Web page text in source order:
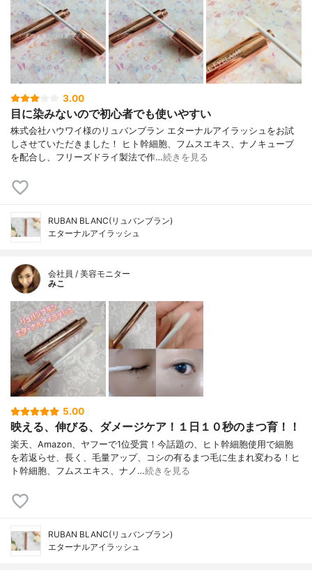
3.00
目に染みないので初心者でも使いやすい
株式会社ハウワイ様のリュバンブラン エターナルアイラッシュをお試
しさせていただきました！ ヒト幹細胞、フムスエキス、ナノキューブ
を配合し、フリーズドライ製法で作…続きを見る
RUBAN BLANC(リュバンブラン)
エターナルアイラッシュ
会社員 / 美容モニター
みこ
5.00
映える、伸びる、ダメージケア！１日１０秒のまつ育！！
楽天、Amazon、ヤフーで1位受賞！今話題の、ヒト幹細胞使用で細胞
を若返らせ、長く、毛量アップ、コシの有るまつ毛に生まれ変わる！ヒ
ト幹細胞、フムスエキス、ナノ…続きを見る
RUBAN BLANC(リュバンブラン)
エターナルアイラッシュ